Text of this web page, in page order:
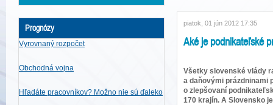
Prognózy
Vyrovnaný rozpočet
Obchodná vojna
Hľadáte pracovníkov? Možno nie sú ďaleko
piatok, 01 jún 2012 17:35
Aké je podnikateľské
Všetky slovenské vlády
a daňovými prázdninami
o zlepšovaní
170 krajín. A Slovensko